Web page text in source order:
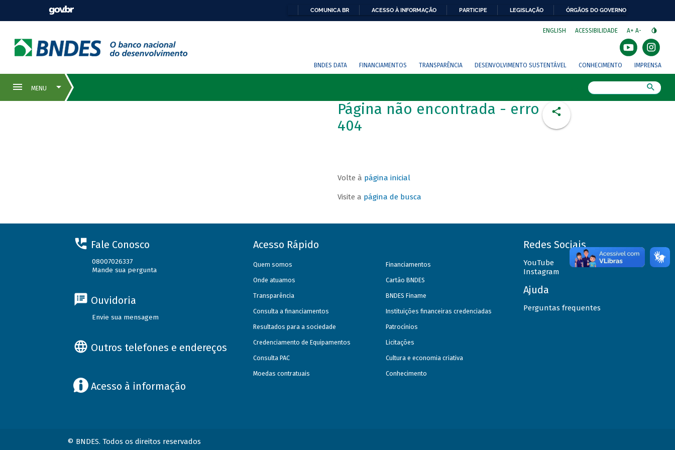
COMUNICA BR ACESSO À INFORMAÇÃO PARTICIPE LEGISLAÇÃO ÓRGÃOS DO GOVERNO
ENGLISH ACESSIBILIDADE A+ A-
BNDES DATA FINANCIAMENTOS TRANSPARÊNCIA DESENVOLVIMENTO SUSTENTÁVEL CONHECIMENTO IMPRENSA
Página não encontrada - erro
404
Volte à página inicial
Visite a página de busca
Fale Conosco
08007026337
Mande sua pergunta
Ouvidoria
Envie sua mensagem
Outros telefones e endereços
Acesso à informação
Acesso Rápido
Quem somos
Onde atuamos
Transparência
Consulta a financiamentos
Resultados para a sociedade
Credenciamento de Equipamentos
Consulta PAC
Moedas contratuais
Financiamentos
Cartão BNDES
BNDES Finame
Instituições financeiras credenciadas
Patrocínios
Licitações
Cultura e economia criativa
Conhecimento
Redes Sociais
YouTube
Instagram
Ajuda
Perguntas frequentes
© BNDES. Todos os direitos reservados